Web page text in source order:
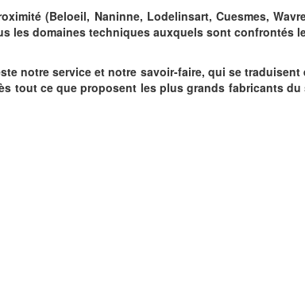
(Beloeil, Naninne, Lodelinsart, Cuesmes,
les domaines techniques auxquels sont confrontés
notre service et notre savoir-faire, qui se
tout ce que proposent les plus grands fabricants du